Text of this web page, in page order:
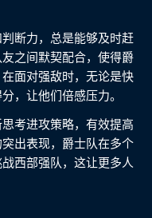
断力，总是能够及时赶
之间默契配合，使得爵
面对强敌时，无论是快
，让他们倍感压力。
考进攻策略，有效提高
出表现，爵士队在多个
西部强队，这让更多人